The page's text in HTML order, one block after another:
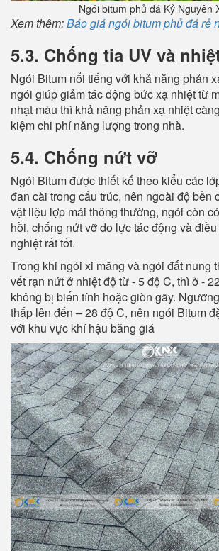
Ngói bitum phủ đá Kỷ Nguyên
Xem thêm:Báo giá ngói bitum phủ đá rẻ
5.3. Chống tia UV và
Ngói Bitum nổi tiếng với khả năng phản
ngói giúp giảm tác động bức xạ nhiệt từ
nhạt màu thì khả năng phản xạ nhiệt
kiệm chi phí năng lượng trong nhà.
5.4. Chống nứt vỡ
Ngói Bitum được thiết kế theo kiểu các
đan cài trong cấu trúc, nên ngoài độ bền
vật liệu lợp mái thông thường, ngói còn
hồi, chống nứt vỡ do lực tác động và
nghiệt rất tốt.
Trong khi ngói xi măng và ngói đất nung
vết rạn nứt ở nhiệt độ từ - 5 độ C, thì ở -
không bị biến tính hoặc giòn gãy.
thấp lên đến – 28 độ C, nên ngói Bitum
với khu vực khí hậu băng giá